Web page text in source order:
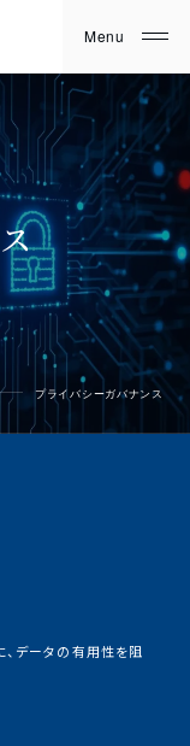
プライバシーガバナンス
データの有用性を阻